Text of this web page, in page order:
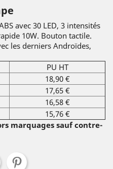
avec 30 LED, 3 intensités
10W. Bouton tactile.
les derniers Androïdes,
PU HT
18,90 €
17,65 €
16,58 €
15,76 €
marquages sauf contre-